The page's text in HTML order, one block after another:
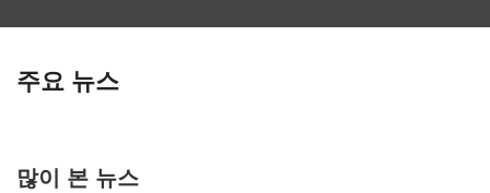
주요 뉴스
많이 본 뉴스